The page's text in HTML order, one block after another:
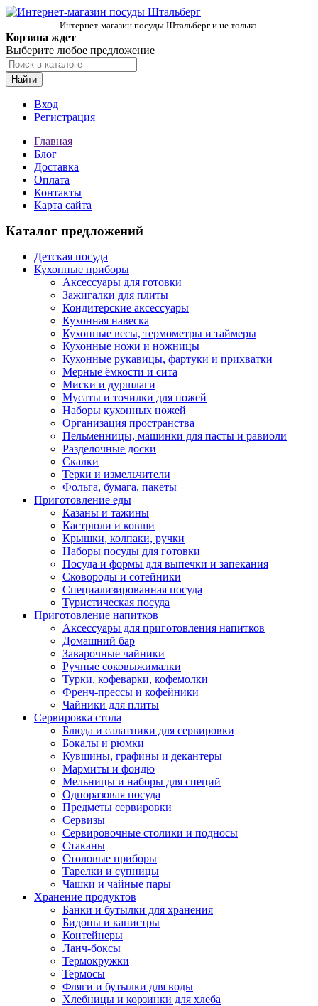
Интернет-магазин посуды Штальберг и не только.
Корзина ждет
Выберите любое предложение
Найти
Вход
Регистрация
Главная
Блог
Доставка
Оплата
Контакты
Карта сайта
Каталог предложений
Детская посуда
Кухонные приборы
Аксессуары для готовки
Зажигалки для плиты
Кондитерские аксессуары
Кухонная навеска
Кухонные весы, термометры и таймеры
Кухонные ножи и ножницы
Кухонные рукавицы, фартуки и прихватки
Мерные ёмкости и сита
Миски и дуршлаги
Мусаты и точилки для ножей
Наборы кухонных ножей
Организация пространства
Пельменницы, машинки для пасты и равиоли
Разделочные доски
Скалки
Терки и измельчители
Фольга, бумага, пакеты
Приготовление еды
Казаны и тажины
Кастрюли и ковши
Крышки, колпаки, ручки
Наборы посуды для готовки
Посуда и формы для выпечки и запекания
Сковороды и сотейники
Специализированная посуда
Туристическая посуда
Приготовление напитков
Аксессуары для приготовления напитков
Домашний бар
Заварочные чайники
Ручные соковыжималки
Турки, кофеварки, кофемолки
Френч-прессы и кофейники
Чайники для плиты
Сервировка стола
Блюда и салатники для сервировки
Бокалы и рюмки
Кувшины, графины и декантеры
Мармиты и фондю
Мельницы и наборы для специй
Одноразовая посуда
Предметы сервировки
Сервизы
Сервировочные столики и подносы
Стаканы
Столовые приборы
Тарелки и супницы
Чашки и чайные пары
Хранение продуктов
Банки и бутылки для хранения
Бидоны и канистры
Контейнеры
Ланч-боксы
Термокружки
Термосы
Фляги и бутылки для воды
Хлебницы и корзинки для хлеба